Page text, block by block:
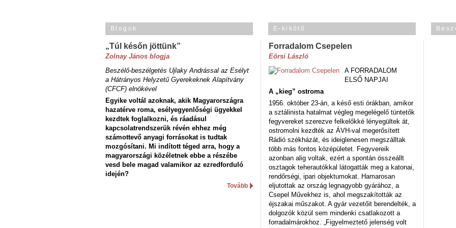
Blogok
„Túl későn jöttünk”
Zolnay János blogja
Beszélő-beszélgetés Ujlaky Andrással az Esélyt
a Hátrányos Helyzetű Gyerekeknek Alapítvány
(CFCF) elnökével
Egyike voltál azoknak, akik Magyarországra
hazatérve roma, esélyegyenlőségi ügyekkel
kezdtek foglalkozni, és ráadásul
kapcsolatrendszerük révén ehhez még
számottevő anyagi forrásokat is tudtak
mozgósítani. Mi indított téged arra, hogy a
magyarországi közéletnek ebbe a részébe
vesd bele magad valamikor az ezredforduló
idején?
Tovább
E-kikötő
Forradalom Csepelen
Eörsi László
A FORRADALOM
ELSŐ NAPJAI
A „kieg” ostroma
1956. október 23-án, a késő esti órákban, amikor
a sztálinista hatalmat végleg megelégelő tüntetők
fegyvereket szerezve felkelőkké lényegültek át,
ostromolni kezdték az ÁVH-val megerősített
Rádió székházát, és ideiglenesen megszálltak
több más fontos középületet. Fegyvereik
azonban alig voltak, ezért a spontán összeállt
osztagok teherautókkal látogatták meg a katonai,
rendőrségi, ipari objektumokat. Hamarosan
eljutottak az ország legnagyobb gyárához, a
Csepel Művekhez is, ahol megszakították az
éjszakai műszakot. A gyár vezetőit berendelték, a
dolgozók közül sem mindenki csatlakozott a
forradalmárokhoz. „Figyelmeztető jelenség volt